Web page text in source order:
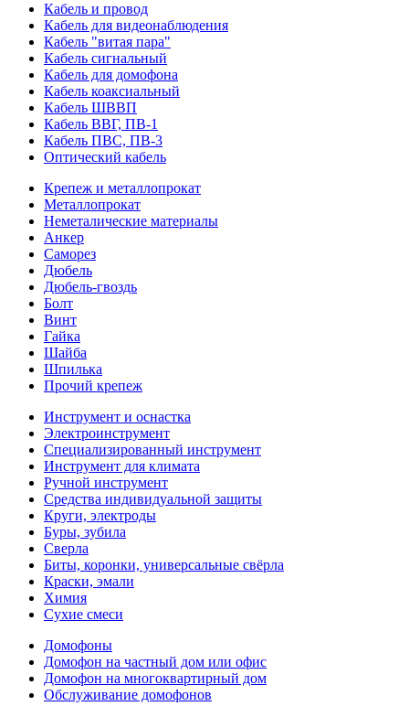
Кабель и провод
Кабель для видеонаблюдения
Кабель "витая пара"
Кабель сигнальный
Кабель для домофона
Кабель коаксиальный
Кабель ШВВП
Кабель ВВГ, ПВ-1
Кабель ПВС, ПВ-3
Оптический кабель
Крепеж и металлопрокат
Металлопрокат
Неметалические материалы
Анкер
Саморез
Дюбель
Дюбель-гвоздь
Болт
Винт
Гайка
Шайба
Шпилька
Прочий крепеж
Инструмент и оснастка
Электроинструмент
Специализированный инструмент
Инструмент для климата
Ручной инструмент
Средства индивидуальной защиты
Круги, электроды
Буры, зубила
Сверла
Биты, коронки, универсальные свёрла
Краски, эмали
Химия
Сухие смеси
Домофоны
Домофон на частный дом или офис
Домофон на многоквартирный дом
Обслуживание домофонов